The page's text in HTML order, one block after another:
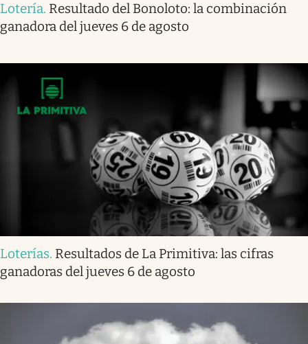
Lotería. Resultado del Bonoloto: la combinación
ganadora del jueves 6 de agosto
Loterías. Resultados de La Primitiva: las cifras
ganadoras del jueves 6 de agosto